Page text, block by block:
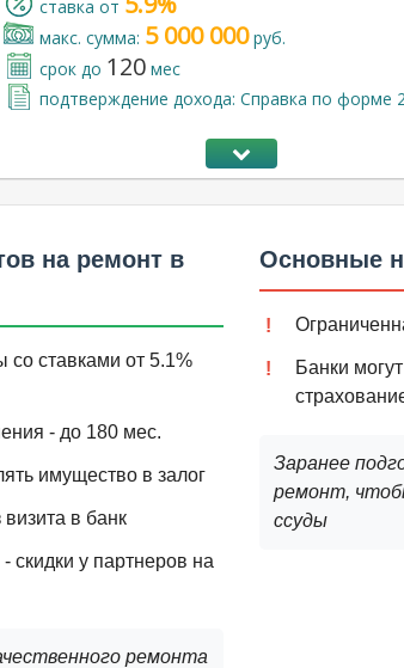
cтавка от
макс. сумма: 5 000 000руб.
срок до 120 мес
подтверждение дохода: Справка по форме
на ремонт в
ставками от 5.1%
- до 180 мес.
имущество в залог
в банк
скидки у партнеров на
ремонта
Основные
Банки
Заранее
ремонт,
ссуды